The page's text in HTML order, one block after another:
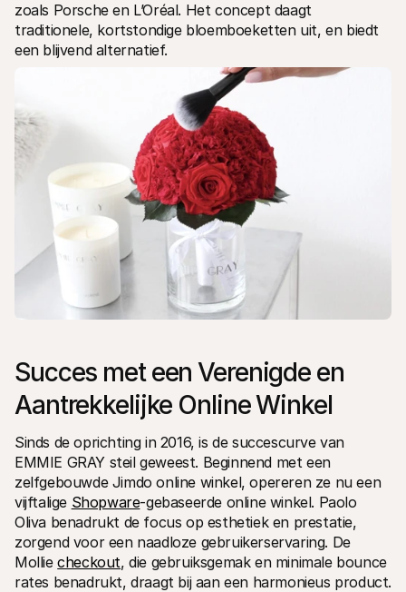
zoals Porsche en L’Oréal. Het concept daagt
traditionele, kortstondige bloemboeketten uit, en biedt
een blijvend alternatief.
Succes met een Verenigde en
Aantrekkelijke Online Winkel
Sinds de oprichting in 2016, is de succescurve van
EMMIE GRAY steil geweest. Beginnend met een
zelfgebouwde Jimdo online winkel, opereren ze nu een
vijftalige Shopware-gebaseerde online winkel. Paolo
Oliva benadrukt de focus op esthetiek en prestatie,
zorgend voor een naadloze gebruikerservaring. De
Mollie checkout, die gebruiksgemak en minimale bounce
rates benadrukt, draagt bij aan een harmonieus product.